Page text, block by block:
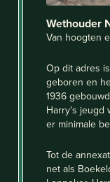
Wethouder
Van hoogten
Op dit adres
geboren en
1936
Harry's jeugd
er minimale
Tot de
net als